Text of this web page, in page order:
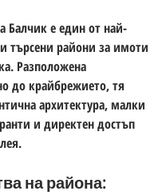
Балчик е един от най-
търсени райони за имоти
. Разположена
до крайбрежието, тя
архитектура, малки
и директен достъп
на района: